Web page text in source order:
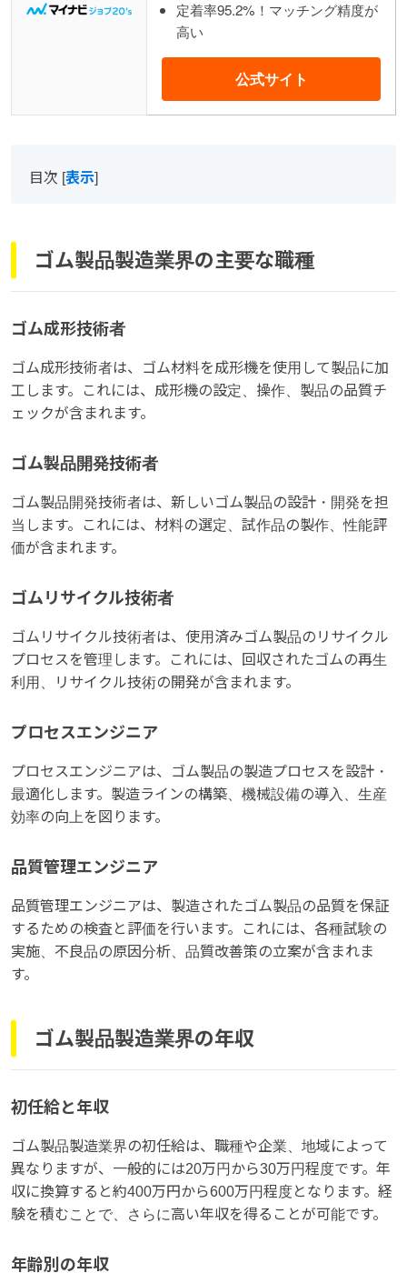
定着率95.2%！マッチング精度が
高い
公式サイト
目次 [表示]
ゴム製品製造業界の主要な職種
ゴム成形技術者
ゴム成形技術者は、ゴム材料を成形機を使用して製品に加
工します。これには、成形機の設定、操作、製品の品質チ
ェックが含まれます。
ゴム製品開発技術者
ゴム製品開発技術者は、新しいゴム製品の設計・開発を担
当します。これには、材料の選定、試作品の製作、性能評
価が含まれます。
ゴムリサイクル技術者
ゴムリサイクル技術者は、使用済みゴム製品のリサイクル
プロセスを管理します。これには、回収されたゴムの再生
利用、リサイクル技術の開発が含まれます。
プロセスエンジニア
プロセスエンジニアは、ゴム製品の製造プロセスを設計・
最適化します。製造ラインの構築、機械設備の導入、生産
効率の向上を図ります。
品質管理エンジニア
品質管理エンジニアは、製造されたゴム製品の品質を保証
するための検査と評価を行います。これには、各種試験の
実施、不良品の原因分析、品質改善策の立案が含まれま
す。
ゴム製品製造業界の年収
初任給と年収
ゴム製品製造業界の初任給は、職種や企業、地域によって
異なりますが、一般的には20万円から30万円程度です。年
収に換算すると約400万円から600万円程度となります。経
験を積むことで、さらに高い年収を得ることが可能です。
年齢別の年収